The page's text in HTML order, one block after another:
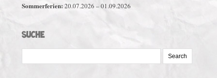
Sommerferien:20.07.2026 – 01.09.2026
SUCHE